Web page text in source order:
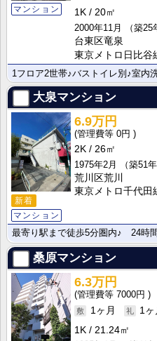
マンション 1K
20㎡
2000年11月
（築25
台東区竜泉
東京メトロ日比谷
1フロア2世帯♪バストイレ別♪室内
大泉マンション
新着
マンション
6.9万円
0円
2K
26㎡
1975年2月
（築51年
荒川区荒川
東京メトロ千代田
桑原マンション
6.3万円
7000円
1ヶ月
1ヶ
1K
21.24㎡